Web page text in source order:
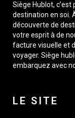
Siège Hublot, c’est
destination en soi.
découverte de
votre esprit à de
facture visuelle et
voyager. Siège
embarquez avec
LE SITE